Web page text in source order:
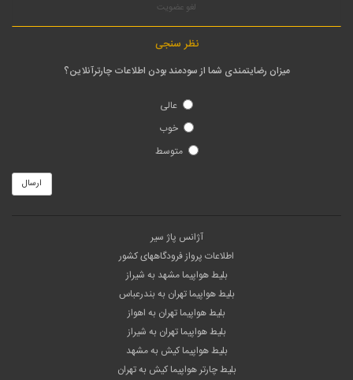
لغو عضویت
نظر سنجی
میزان رضایتمندی شما از سودمند بودن اطلاعات چارترآنلاین؟
عالی
خوب
متوسط
ارسال
آژانس پاژ سیر
اطلاعات پرواز فرودگاههای کشور
بلیط هواپیما مشهد به شیراز
بلیط هواپیما تهران به بندرعباس
بلیط هواپیما تهران به اهواز
بلیط هواپیما تهران به شیراز
بلیط هواپیما کیش به مشهد
بلیط چارتر هواپیما کیش به تهران